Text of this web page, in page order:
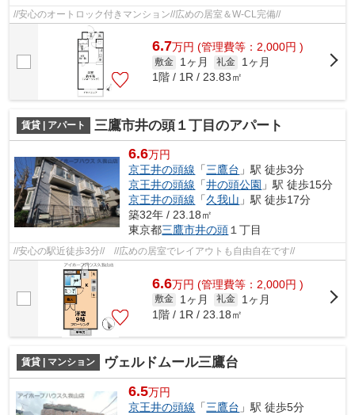
//安心のオートロック付きマンション//広めの居室＆W-CL完備//
6.7万円 (管理費等：2,000円 )
敷金 1ヶ月 礼金
1ヶ月
1階 / 1R / 23.83㎡
賃貸 | アパート 三鷹市井の頭１丁目のアパート
6.6万円
京王井の頭線 「三鷹台 」駅 徒歩3分
京王井の頭線 「井の頭公園 」駅 徒歩15分
京王井の頭線 「久我山 」駅 徒歩17分
築32年 / 23.18㎡
東京都三鷹市井の頭１丁目
//安心の駅近徒歩3分// //広めの居室でレイアウトも自由自在です//
6.6万円 (管理費等：2,000円 )
敷金 1ヶ月 礼金
1ヶ月
1階 / 1R / 23.18㎡
賃貸 | マンション ヴェルドムール三鷹台
6.5万円
京王井の頭線 「三鷹台 」駅 徒歩5分